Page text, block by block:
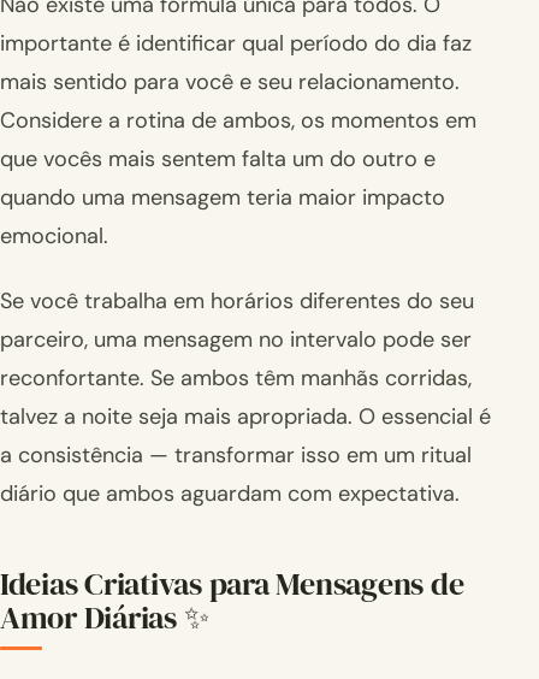
importante é identificar qual período do dia faz
mais sentido para você e seu relacionamento.
Considere a rotina de ambos, os momentos em
que vocês mais sentem falta um do outro e
quando uma mensagem teria maior impacto
emocional.
Se você trabalha em horários diferentes do seu
parceiro, uma mensagem no intervalo pode ser
reconfortante. Se ambos têm manhãs corridas,
talvez a noite seja mais apropriada. O essencial é
a consistência — transformar isso em um ritual
diário que ambos aguardam com expectativa.
Ideias Criativas para Mensagens de
Amor Diárias ✨